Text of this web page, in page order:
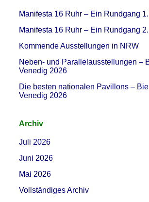
Manifesta 16 Ruhr – Ein Rundgang 1.
Manifesta 16 Ruhr – Ein Rundgang 2.
Kommende Ausstellungen in NRW
Neben- und Parallelausstellungen –
Venedig 2026
Die besten nationalen Pavillons –
Venedig 2026
Archiv
Juli 2026
Juni 2026
Mai 2026
Vollständiges Archiv